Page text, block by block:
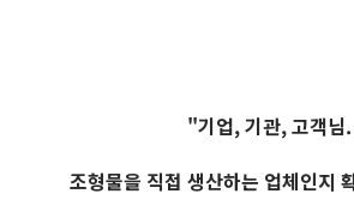
"기업, 기관, 고객님.
조형물을 직접 생산하는 업체인지